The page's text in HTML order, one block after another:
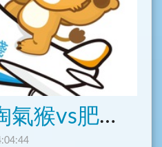
饗食客棧。淘氣猴vs肥獅子的旅食天堂